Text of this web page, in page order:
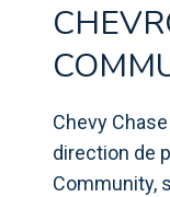
Chevy
direction de
Community,